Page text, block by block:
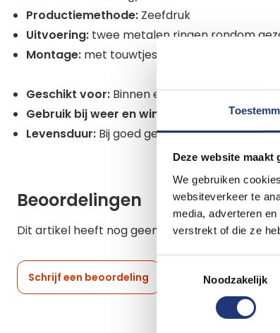
Deze website maakt
We gebruiken
websiteverkeer te
media, adverteren
verstrekt of die ze
Toestemmingsselectie
Noodzakelijk
Productiemethode: Zeefdruk
Uitvoering: twee metalen ringen rondom
Montage: met touwtjes door de ringen. Niet
Geschikt voor: Binnen en eventueel buiten
Gebruik bij weer en wind:
Geschikt voor
Levensduur: Bij goed gebruik is deze vlag
Beoordelingen
Dit artikel heeft nog geen beoordelingen.
Schrijf een beoordeling